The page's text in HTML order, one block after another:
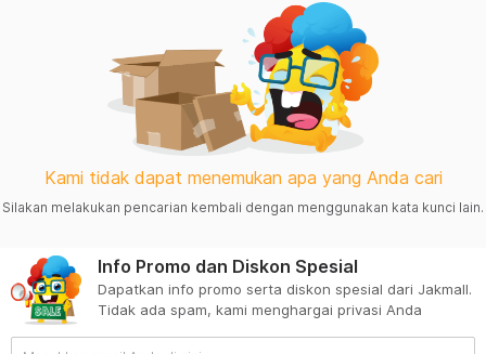
Kami tidak dapat menemukan apa yang Anda cari
Silakan melakukan pencarian kembali dengan menggunakan kata kunci lain.
Info Promo dan Diskon Spesial
Dapatkan info promo serta diskon spesial dari Jakmall.
Tidak ada spam, kami menghargai privasi Anda